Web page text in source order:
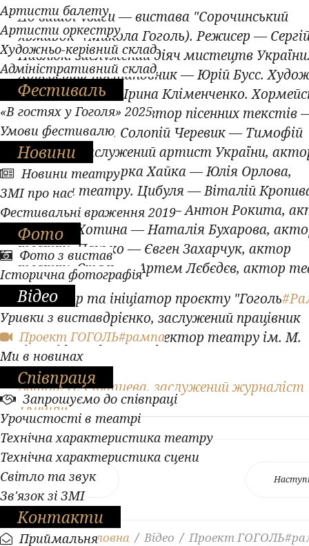
Артисти балету
Артисти оркестру
Художньо-керівний склад
Адміністративний склад
Фестиваль
«В гостях у Гоголя» 2025
Умови фестивалю
Новини
Новини театру
ЗМІ про нас
Фестивальні враження 2019
Фото
Фото з вистав
Історична фотографія
Відео
Уривки з вистав
Проект ГОГОЛЬ#рампа
Ми в новинах
Співпраця
Запрошуємо до співпраці
Урочистості в театрі
Технічна характеристика театру
Технічна характеристика сцени
Світло та звук
Зв'язок зі ЗМІ
Контакти
Приймальня
До вашої уваги — вистава "Сорочинський
ярмарок" (Микола Гоголь). Режисер —
Павлюк, заслужений діяч мистецтв
Хореограф-постановник — Юрій Бусс.
постановник — Ірина Кліменченко.
— Наталія Зайко. Автор пісенних текстів
Аліна Зінченко. Солопій Черевик — Тимофій
Зінченко, заслужений артист України,
театру. Шинкарка Хайка — Юлія Орлова,
акторка театру. Цибуля — Віталій
актор театру. Гоголь — Антон Рокита,
театру. Хотина — Наталія Бухарова,
театру. Панько — Євген Захарчук, актор
театру. Стась — Артем Лєбєдєв, актор
Директор та ініціатор проєкту "Гоголь
— Олексій Андрієнко, заслужений працівник
культури України, директор театру ім. М.
Гоголя.
Автор: Н. Святцева, заслужений журналіст
України
Попередня
Ви тут:Головна Відео Проект